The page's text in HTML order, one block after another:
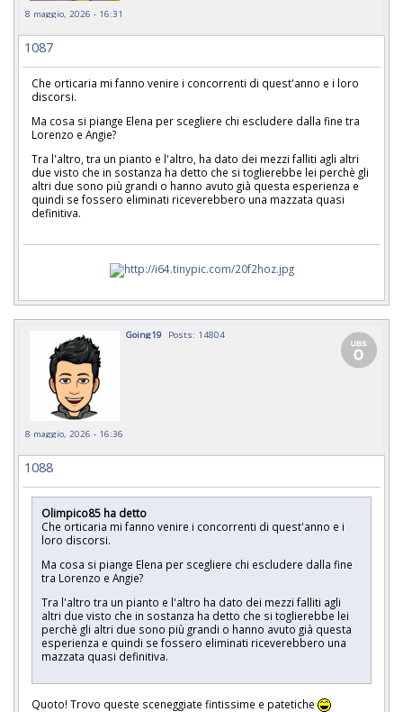
8 maggio, 2026 - 16:31
1087
Che orticaria mi fanno venire i concorrenti di quest'anno e i loro
discorsi.
Ma cosa si piange Elena per scegliere chi escludere dalla fine tra
Lorenzo e Angie?
Tra l'altro, tra un pianto e l'altro, ha dato dei mezzi falliti agli altri
due visto che in sostanza ha detto che si toglierebbe lei perchè gli
altri due sono più grandi o hanno avuto già questa esperienza e
quindi se fossero eliminati riceverebbero una mazzata quasi
definitiva.
Going19 Posts: 14804
8 maggio, 2026 - 16:36
1088
Olimpico85 ha detto
Che orticaria mi fanno venire i concorrenti di quest'anno e i
loro discorsi.
Ma cosa si piange Elena per scegliere chi escludere dalla fine
tra Lorenzo e Angie?
Tra l'altro tra un pianto e l'altro ha dato dei mezzi falliti agli
altri due visto che in sostanza ha detto che si toglierebbe lei
perchè gli altri due sono più grandi o hanno avuto già questa
esperienza e quindi se fossero eliminati riceverebbero una
mazzata quasi definitiva.
Quoto! Trovo queste sceneggiate fintissime e patetiche